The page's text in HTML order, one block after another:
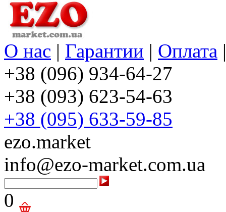
О нас | Гарантии | Оплата
+38 (096) 934-64-27
+38 (093) 623-54-63
+38 (095) 633-59-85
ezo.market
info@ezo-market.com.ua
0